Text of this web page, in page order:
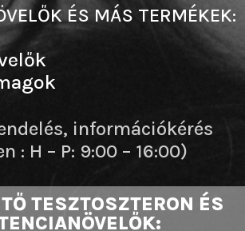
TESZTOSZTERON ÉS
ÉS MÁS TERMÉKEK:
információkérés
: H – P: 9:00 – 16:00)